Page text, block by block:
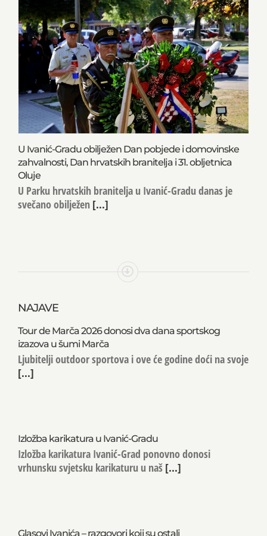
U Ivanić-Gradu obilježen Dan pobjede i domovinske
zahvalnosti, Dan hrvatskih branitelja i 31. obljetnica
Oluje
U Parku hrvatskih branitelja u Ivanić-Gradu danas je
svečano obilježen
[...]
Tour de Marča 2026 donosi dva dana sportskog
izazova u šumi Marča
Ljubitelji outdoor sportova i ove će godine doći na svoje
[...]
Izložba karikatura u Ivanić-Gradu
Izložba karikatura Ivanić-Grad ponovno donosi
vrhunsku svjetsku karikaturu u naš [...]